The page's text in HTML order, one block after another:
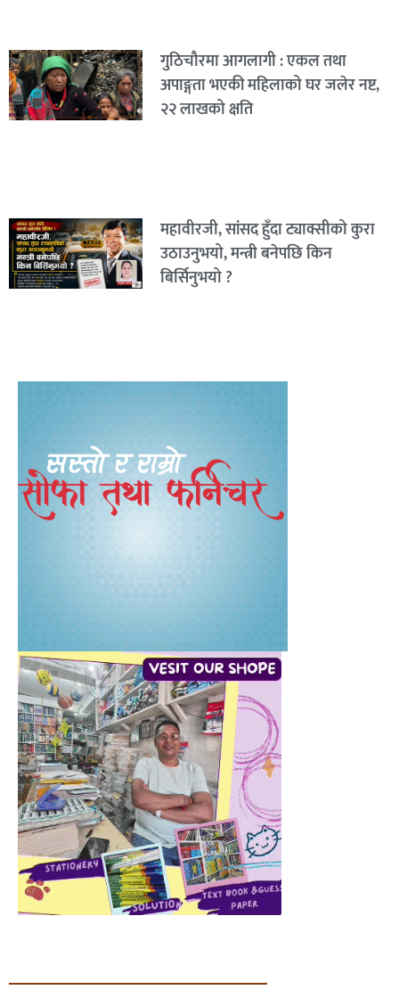
गुठिचौरमा आगलागी : एकल तथा
अपाङ्गता भएकी महिलाको घर जलेर नष्ट,
२२ लाखको क्षति
महावीरजी, सांसद हुँदा ट्याक्सीको कुरा
उठाउनुभयो, मन्त्री बनेपछि किन
बिर्सिनुभयो ?